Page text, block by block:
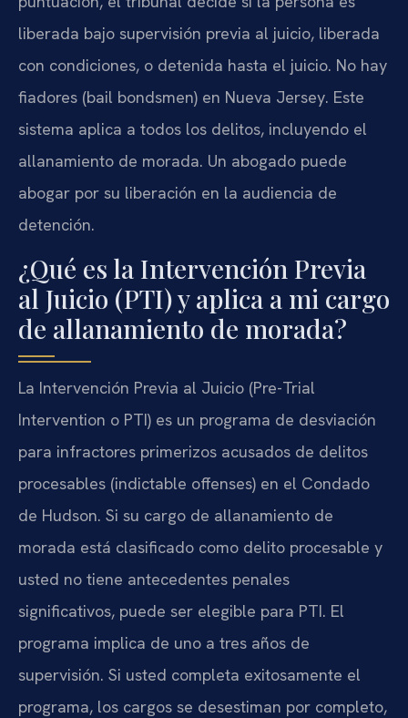
liberada bajo supervisión previa al juicio, liberada
con condiciones, o detenida hasta el juicio. No hay
fiadores (bail bondsmen) en Nueva Jersey. Este
sistema aplica a todos los delitos, incluyendo el
allanamiento de morada. Un abogado puede
abogar por su liberación en la audiencia de
detención.
¿Qué es la Intervención Previa
al Juicio (PTI) y aplica a mi cargo
de allanamiento de morada?
La Intervención Previa al Juicio (Pre-Trial
Intervention o PTI) es un programa de desviación
para infractores primerizos acusados de delitos
procesables (indictable offenses) en el Condado
de Hudson. Si su cargo de allanamiento de
morada está clasificado como delito procesable y
usted no tiene antecedentes penales
significativos, puede ser elegible para PTI. El
programa implica de uno a tres años de
supervisión. Si usted completa exitosamente el
programa, los cargos se desestiman por completo,